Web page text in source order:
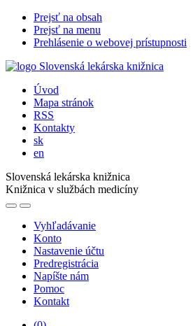
Prejsť na obsah
Prejsť na menu
Prehlásenie o webovej prístupnosti
Úvod
Mapa stránok
RSS
Kontakty
sk
en
Slovenská lekárska knižnica
Knižnica v službách medicíny
Vyhľadávanie
Konto
Nastavenie účtu
Predregistrácia
Napíšte nám
Pomoc
Kontakt